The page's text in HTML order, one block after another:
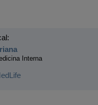
Interna